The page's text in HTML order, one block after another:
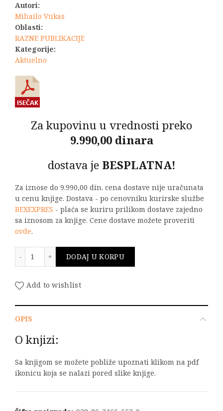
Autori:
Mihailo Vukas
Oblasti:
RAZNE PUBLIKACIJE
Kategorije:
Aktuelno
Za kupovinu u vrednosti preko
9.990,00 dinara
dostava je BESPLATNA!
Za iznose do 9.990,00 din. cena dostave nije uračunata
u cenu knjige. Dostava - po cenovniku kurirske službe
BEXEXPRES - plaća se kuriru prilikom dostave zajedno
sa iznosom za knjige. Cene dostave možete proveriti
ovde.
DODAJ U KORPU
Add to wishlist
OPIS
O knjizi:
Sa knjigom se možete pobliže upoznati klikom na pdf
ikonicu koja se nalazi pored slike knjige.